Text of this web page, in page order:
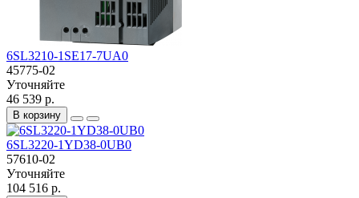
6SL3210-1SE17-7UA0
45775-02
Уточняйте
46 539 р.
В корзину
6SL3220-1YD38-0UB0
57610-02
Уточняйте
104 516 р.